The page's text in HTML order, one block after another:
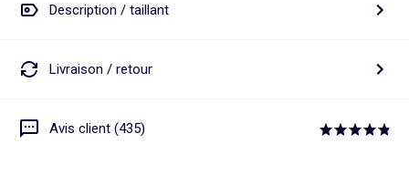
Description / taillant
Livraison / retour
Avis client (435)